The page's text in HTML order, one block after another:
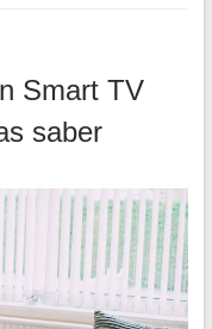
Smart TV
saber